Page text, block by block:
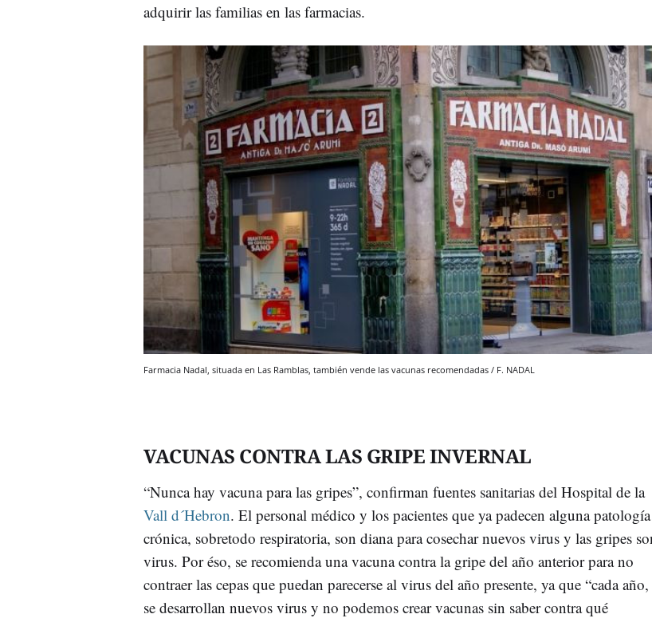
adquirir las familias en las farmacias.
Farmacia Nadal, situada en Las Ramblas, también vende las vacunas recomendadas / F. NADAL
VACUNAS CONTRA LAS GRIPE INVERNAL
“Nunca hay vacuna para las gripes”, confirman fuentes sanitarias del Hospital de la
Vall d´Hebron. El personal médico y los pacientes que ya padecen alguna patología
crónica, sobretodo respiratoria, son diana para cosechar nuevos virus y las gripes
virus. Por éso, se recomienda una vacuna contra la gripe del año anterior para no
contraer las cepas que puedan parecerse al virus del año presente, ya que “cada año,
se desarrollan nuevos virus y no podemos crear vacunas sin saber contra qué